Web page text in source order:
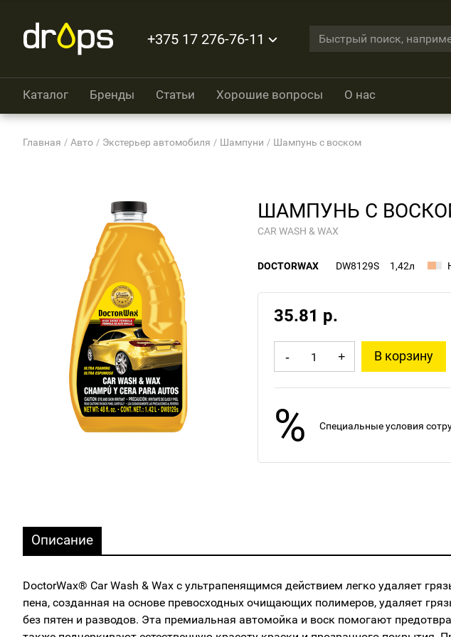
+375 17 276-76-11
Каталог Бренды Статьи Хорошие вопросы О нас
Главная Авто Экстерьер автомобиля Шампуни Шампунь с воском
ШАМПУНЬ С
CAR WASH & WAX
DOCTORWAX DW8129S 1,42л
35.81 р.
- + В корзину
% Специальные условия
Описание
DoctorWax® Car Wash & Wax с ультрапенящимся действием легко удаляет
пена, созданная на основе превосходных очищающих полимеров, удаляет
без пятен и разводов. Эта премиальная автомойка и воск помогают